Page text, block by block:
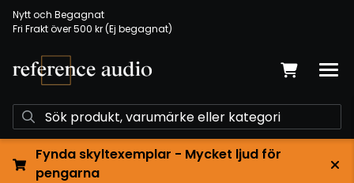
Nytt och Begagnat
Fri Frakt över 500 kr (Ej begagnat)
Fynda skyltexemplar - Mycket ljud för
pengarna